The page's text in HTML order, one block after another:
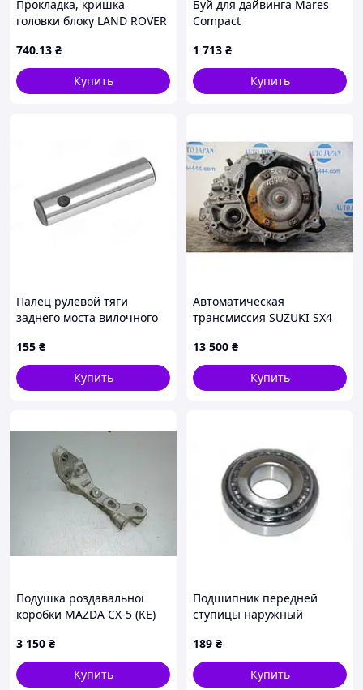
Прокладка, кришка
головки блоку LAND ROVER
№ шасі 1A736339 (вир-во
Elrin
740.13 ₴
Купить
Буй для дайвинга Mares
Compact
1 713 ₴
Купить
Палец рулевой тяги
заднего моста вилочного
155 ₴
Купить
Автоматическая
трансмиссия SUZUKI SX4
13 500 ₴
Купить
Подушка роздавальної
коробки MAZDA CX-5 (KE)
3 150 ₴
Купить
Подшипник передней
ступицы наружный
Toyota 97600-30306-71
189 ₴
Купить